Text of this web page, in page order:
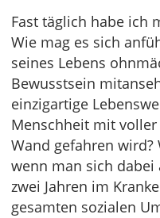
Fast täglich habe ich
Wie mag es sich
seines Lebens
Bewusstsein
einzigartige
Menschheit mit
Wand gefahren
wenn man sich
zwei Jahren im
gesamten sozialen